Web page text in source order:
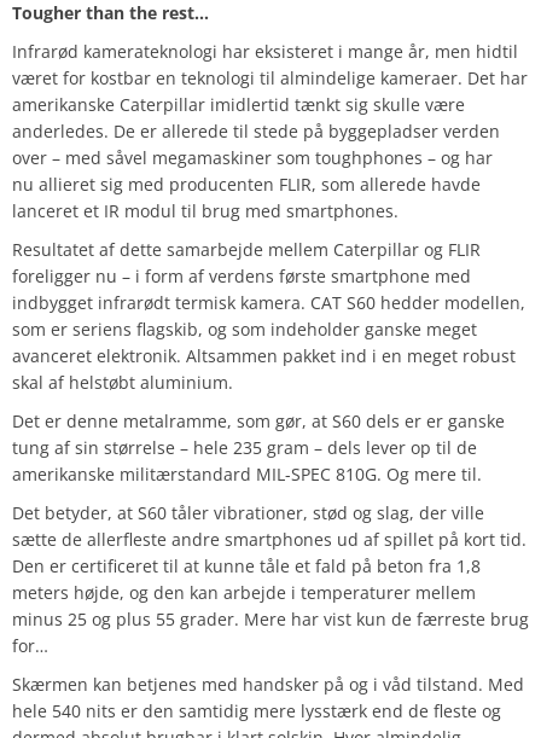
Tougher than the rest…
Infrarød kamerateknologi har eksisteret i mange år, men hidtil
været for kostbar en teknologi til almindelige kameraer. Det har
amerikanske Caterpillar imidlertid tænkt sig skulle være
anderledes. De er allerede til stede på byggepladser verden
over – med såvel megamaskiner som toughphones – og har
nu allieret sig med producenten FLIR, som allerede havde
lanceret et IR modul til brug med smartphones.
Resultatet af dette samarbejde mellem Caterpillar og FLIR
foreligger nu – i form af verdens første smartphone med
indbygget infrarødt termisk kamera. CAT S60 hedder modellen,
som er seriens flagskib, og som indeholder ganske meget
avanceret elektronik. Altsammen pakket ind i en meget robust
skal af helstøbt aluminium.
Det er denne metalramme, som gør, at S60 dels er er ganske
tung af sin størrelse – hele 235 gram – dels lever op til de
amerikanske militærstandard MIL-SPEC 810G. Og mere til.
Det betyder, at S60 tåler vibrationer, stød og slag, der ville
sætte de allerfleste andre smartphones ud af spillet på kort tid.
Den er certificeret til at kunne tåle et fald på beton fra 1,8
meters højde, og den kan arbejde i temperaturer mellem
minus 25 og plus 55 grader. Mere har vist kun de færreste brug
for…
Skærmen kan betjenes med handsker på og i våd tilstand. Med
hele 540 nits er den samtidig mere lysstærk end de fleste og